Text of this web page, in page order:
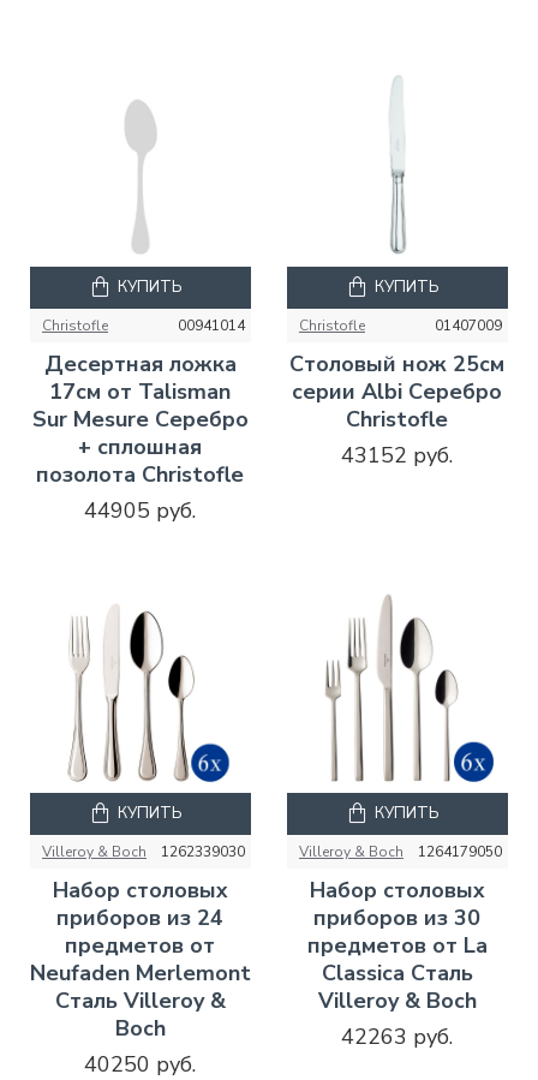
Christofle 00941014
Десертная ложка
17см от Talisman
Sur Mesure Серебро
+ сплошная
позолота Christofle
44905 руб.
КУПИТЬ
Christofle 01407009
Столовый нож 25см
серии Albi Серебро
Christofle
43152 руб.
КУПИТЬ
Villeroy & Boch 1262339030
Набор столовых
приборов из 24
предметов от
Neufaden Merlemont
Сталь Villeroy &
Boch
40250 руб.
КУПИТЬ
Villeroy & Boch 1264179050
Набор столовых
приборов из 30
предметов от La
Classica Сталь
Villeroy & Boch
42263 руб.
КУПИТЬ